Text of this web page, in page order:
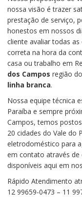
nossa visão é trazer
prestação de serviço,
honestos em nossos
cliente avaliar todas
correta na hora da
casa ou trabalho em
dos Campos região
linha branca.
Nossa equipe técnica
Paraíba e sempre
Campos, temos
20 cidades do Vale do
eletrodoméstico para
em contato através de
disponíveis aqui em
Rápido Atendimento
12 99659-0473 – 11